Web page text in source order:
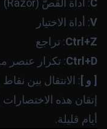
C: أداة القصّ (Razor)
V: أداة الاختيار
Ctrl+Z: تراجع
Ctrl+D: تكرار عنصر
[ و ]: الانتقال بين نقاط
إتقان هذه
أيام قليلة.